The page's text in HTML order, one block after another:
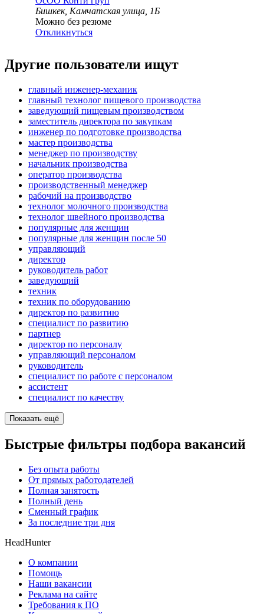
Бишкек, Камчатская улица, 1Б
Можно без резюме
Откликнуться
Другие пользователи ищут
главный инженер-механик
главный технолог пищевого производства
заведующий пищевым производством
заместитель директора по закупкам
инженер по подготовке производства
мастер производства
менеджер по производству
начальник производства
оператор производства
производственный менеджер
рабочий на производство
технолог молочного производства
технолог швейного производства
популярные для женщин
популярные для женщин после 50
управляющий
директор
руководитель работ
заведующий
техник
техник по оборудованию
директор по развитию
специалист по развитию
партнер
директор по персоналу
управляющий персоналом
руководитель
специалист по работе с персоналом
ассистент
специалист по качеству
Показать ещё
Быстрые фильтры подбора вакансий
Без опыта работы
От прямых работодателей
Полная занятость
Полный день
Сменный график
За последние три дня
HeadHunter
О компании
Помощь
Наши вакансии
Реклама на сайте
Требования к ПО